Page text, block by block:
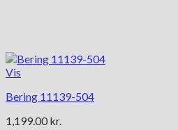
Vis
Bering 11139-504
1,199.00 kr.